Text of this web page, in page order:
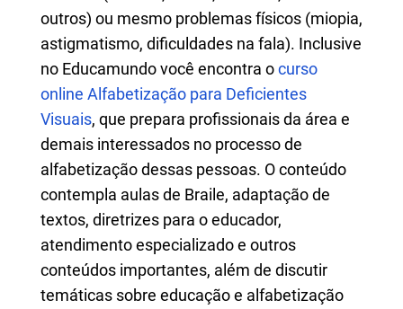
outros) ou mesmo problemas físicos (miopia,
astigmatismo, dificuldades na fala). Inclusive
no Educamundo você encontra ocurso
online Alfabetização para Deficientes
Visuais, que prepara profissionais da área e
demais interessados no processo de
alfabetização dessas pessoas. O conteúdo
contempla aulas de Braile, adaptação de
textos, diretrizes para o educador,
atendimento especializado e outros
conteúdos importantes, além de discutir
temáticas sobre educação e alfabetização